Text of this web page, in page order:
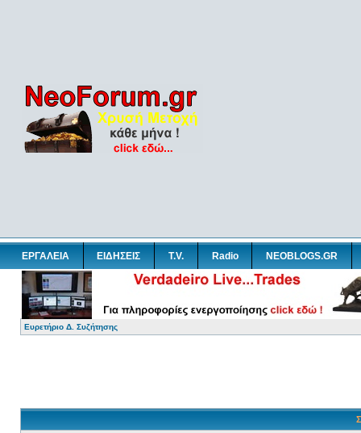
ΕΡΓΑΛΕΙΑ ΕΙΔΗΣΕΙΣ T.V. Radio NEOBLOGS.GR
Ευρετήριο Δ. Συζήτησης